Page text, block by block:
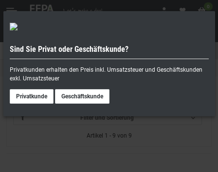
0
Geschäftskunde
Kühltische
Tiefkühltische
Filter und Sortierung
Artikel 1 - 9 von 9
Sind Sie Privat oder Geschäftskunde?
Privatkunden erhalten den Preis inkl. Umsatzsteuer und Geschäftskunden
exkl. Umsatzsteuer
Privatkunde Geschäftskunde